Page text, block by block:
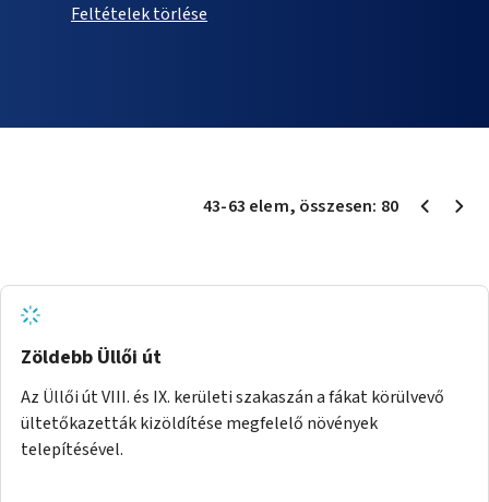
Feltételek törlése
43-63 elem, összesen: 80
Zöldebb Üllői út
Az Üllői út VIII. és IX. kerületi szakaszán a fákat körülvevő
ültetőkazetták kizöldítése megfelelő növények
telepítésével.